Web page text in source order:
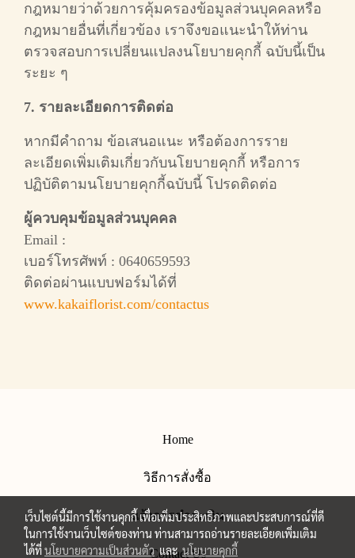
กฎหมายว่าด้วยการคุ้มครองข้อมูลส่วนบุคคลหรือ
กฎหมายอื่นที่เกี่ยวข้อง เราจึงขอแนะนำให้ท่าน
ตรวจสอบการเปลี่ยนแปลงนโยบายคุกกี้ ฉบับนี้เป็น
ระยะ ๆ
7. รายละเอียดการติดต่อ
หากมีคำถาม ข้อเสนอแนะ หรือต้องการราย
ละเอียดเพิ่มเติมเกี่ยวกับนโยบายคุกกี้ หรือการ
ปฏิบัติตามนโยบายคุกกี้ฉบับนี้ โปรดติดต่อ
ผู้ควบคุมข้อมูลส่วนบุคคล
Email :
เบอร์โทรศัพท์ : 0640659593
ติดต่อผ่านแบบฟอร์มได้ที่
www.kakaiflorist.com/contactus
Home
วิธีการสั่งซื้อ
แจ้งการชำระเงิน
Contact Us
เว็บไซต์นี้มีการใช้งานคุกกี้ เพื่อเพิ่มประสิทธิภาพและประสบการณ์ที่ดี
ในการใช้งานเว็บไซต์ของท่าน ท่านสามารถอ่านรายละเอียดเพิ่มเติม
ได้ที่นโยบายความเป็นส่วนตัวและนโยบายคุกกี้